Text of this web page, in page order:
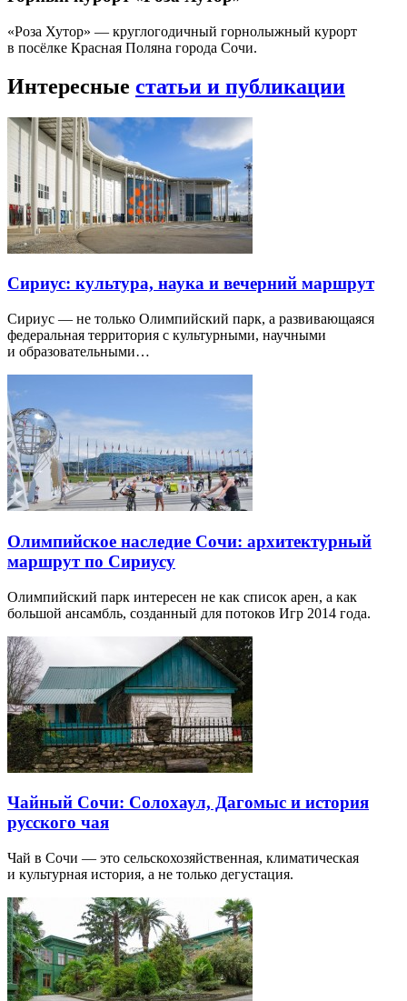
«Роза Хутор» — круглогодичный горнолыжный курорт
в посёлке Красная Поляна города Сочи.
Интересные статьи и публикации
Сириус: культура, наука и вечерний маршрут
Сириус — не только Олимпийский парк, а развивающаяся
федеральная территория с культурными, научными
и образовательными…
Олимпийское наследие Сочи: архитектурный
маршрут по Сириусу
Олимпийский парк интересен не как список арен, а как
большой ансамбль, созданный для потоков Игр 2014 года.
Чайный Сочи: Солохаул, Дагомыс и история
русского чая
Чай в Сочи — это сельскохозяйственная, климатическая
и культурная история, а не только дегустация.